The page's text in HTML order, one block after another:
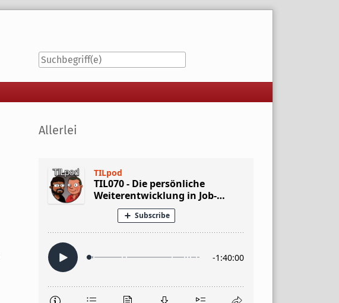
Seitenleiste
Allerlei